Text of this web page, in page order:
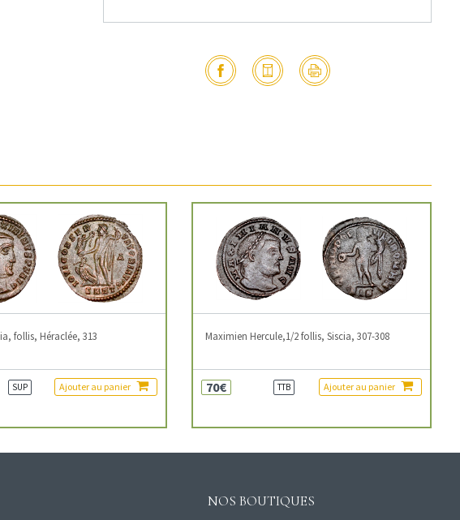
follis, Héraclée, 313
SUP Ajouter au panier
Maximien Hercule,1/2 follis, Siscia, 307-308
70€ TTB Ajouter au panier
NOS BOUTIQUES